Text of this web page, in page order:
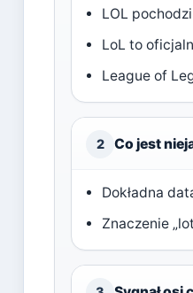
LOL
LoL to
League of
2 Co jest
Dokładna
Znaczenie